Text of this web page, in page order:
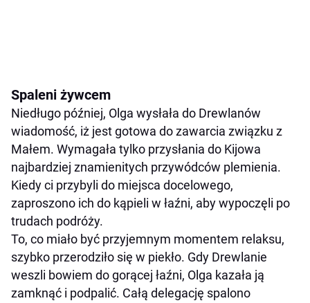
Spaleni żywcem
Niedługo później, Olga wysłała do Drewlanów
wiadomość, iż jest gotowa do zawarcia związku z
Małem. Wymagała tylko przysłania do Kijowa
najbardziej znamienitych przywódców plemienia.
Kiedy ci przybyli do miejsca docelowego,
zaproszono ich do kąpieli w łaźni, aby wypoczęli po
trudach podróży.
To, co miało być przyjemnym momentem relaksu,
szybko przerodziło się w piekło. Gdy Drewlanie
weszli bowiem do gorącej łaźni, Olga kazała ją
zamknąć i podpalić. Całą delegację spalono